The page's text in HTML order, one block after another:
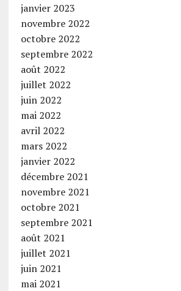
janvier 2023
novembre 2022
octobre 2022
septembre 2022
août 2022
juillet 2022
juin 2022
mai 2022
avril 2022
mars 2022
janvier 2022
décembre 2021
novembre 2021
octobre 2021
septembre 2021
août 2021
juillet 2021
juin 2021
mai 2021